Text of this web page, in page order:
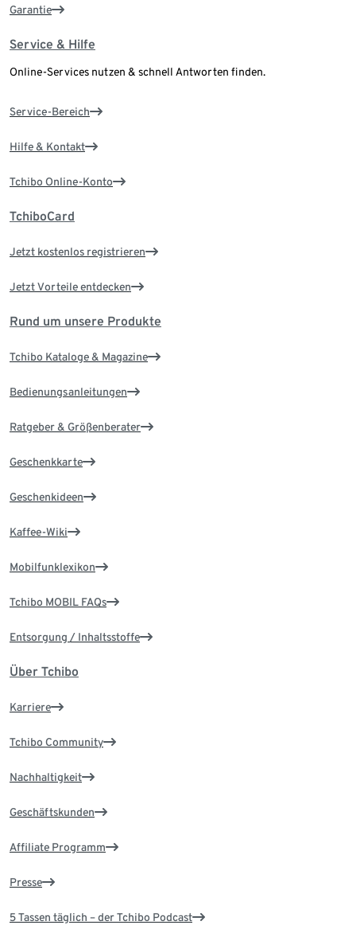
Garantie
Service & Hilfe
Online-Services nutzen & schnell Antworten finden.
Service-Bereich
Hilfe & Kontakt
Tchibo Online-Konto
TchiboCard
Jetzt kostenlos registrieren
Jetzt Vorteile entdecken
Rund um unsere Produkte
Tchibo Kataloge & Magazine
Bedienungsanleitungen
Ratgeber & Größenberater
Geschenkkarte
Geschenkideen
Kaffee-Wiki
Mobilfunklexikon
Tchibo MOBIL FAQs
Entsorgung / Inhaltsstoffe
Über Tchibo
Karriere
Tchibo Community
Nachhaltigkeit
Geschäftskunden
Affiliate Programm
Presse
5 Tassen täglich – der Tchibo Podcast